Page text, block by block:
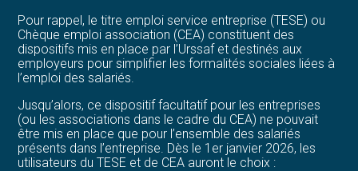
Pour rappel, le titre emploi service entreprise (TESE) ou
Chèque emploi association (CEA) constituent des
dispositifs mis en place par l’Urssaf et destinés aux
employeurs pour simplifier les formalités sociales liées à
l’emploi des salariés.
Jusqu’alors, ce dispositif facultatif pour les entreprises
(ou les associations dans le cadre du CEA) ne pouvait
être mis en place que pour l’ensemble des salariés
présents dans l’entreprise. Dès le 1er janvier 2026, les
utilisateurs du TESE et de CEA auront le choix :